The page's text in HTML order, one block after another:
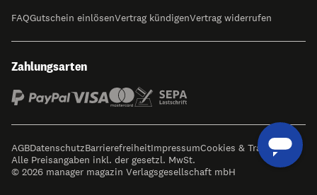
FAQGutschein einlösenVertrag kündigenVertrag widerrufen
Zahlungsarten
AGBDatenschutzBarrierefreiheitImpressumCookies & Tracking
Alle Preisangaben inkl. der gesetzl. MwSt.
© 2026 manager magazin Verlagsgesellschaft mbH